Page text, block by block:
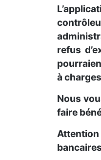
refus
à
Nous
faire
Attention
bancaires